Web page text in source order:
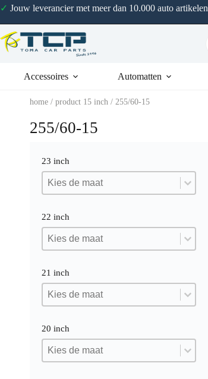
✓ Jouw leverancier met meer dan 10.000 auto artikelen
Accessoires Automatten
home / product 15 inch / 255/60-15
255/60-15
23 inch
23 inch
23 inch
23 inch
22 inch
22 inch
22 inch
22 inch
21 inch
21 inch
21 inch
21 inch
20 inch
20 inch
20 inch
20 inch